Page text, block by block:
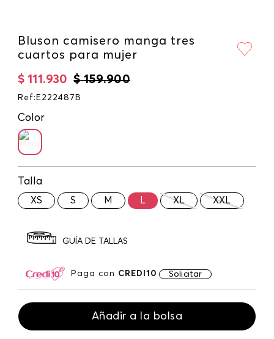
Bluson camisero manga tres
cuartos para mujer
$ 159.900
$ 111 .930
Ref : E222487B
Color
Talla
XS S M L XL XXL
GUÍA DE TALLAS
Paga con CREDI10 Solicitar
Añadir a la bolsa